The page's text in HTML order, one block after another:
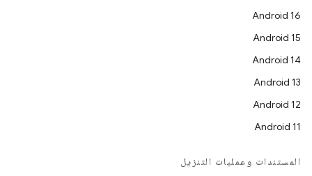
Android 16
Android 15
Android 14
Android 13
Android 12
Android 11
المستندات وعمليات التنزيل